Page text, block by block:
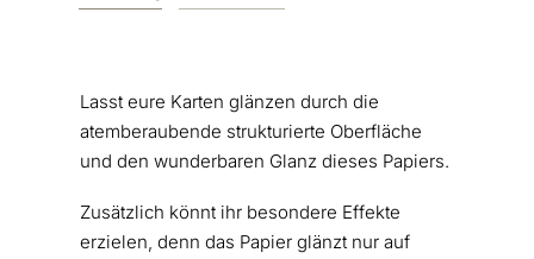
Lasst eure Karten glänzen durch die
atemberaubende strukturierte Oberfläche
und den wunderbaren Glanz dieses Papiers.
Zusätzlich könnt ihr besondere Effekte
erzielen, denn das Papier glänzt nur auf